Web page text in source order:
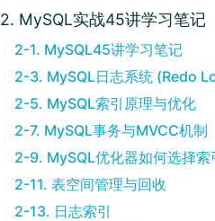
2. MySQL实战45讲学习笔记
2-1. MySQL45讲学习笔记
2-3. MySQL日志系统 (Redo
2-5. MySQL索引原理与优化
2-7. MySQL事务与MVCC机制
2-9. MySQL优化器如何选择索
2-11. 表空间管理与回收
2-13. 日志索引